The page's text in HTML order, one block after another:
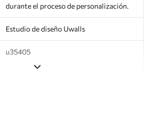
durante el proceso de personalización.
Estudio de diseño Uwalls
u35405